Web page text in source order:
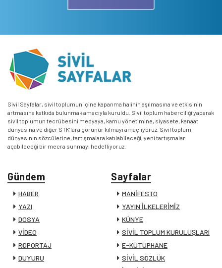
Sivil Sayfalar, sivil toplumun içine kapanma halinin aşılmasına ve etkisinin
artmasına katkıda bulunmak amacıyla kuruldu. Sivil toplum haberciliği yaparak
sivil toplumun tecrübesini medyaya, kamu yönetimine, siyasete, kanaat
dünyasına ve diğer STK’lara görünür kılmayı amaçlıyoruz. Sivil toplum
dünyasının sözcülerine, tartışmalara katılabileceği, yeni tartışmalar
açabileceği bir mecra sunmayı hedefliyoruz.
Gündem
HABER
YAZI
DOSYA
VİDEO
RÖPORTAJ
DUYURU
Sayfalar
MANİFESTO
YAYIN İLKELERİMİZ
KÜNYE
SİVİL TOPLUM KURULUŞLARI
E-KÜTÜPHANE
SİVİL SÖZLÜK